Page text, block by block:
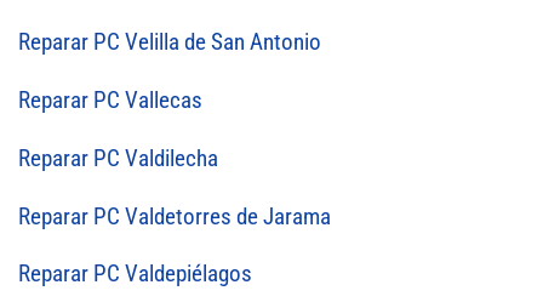
Reparar PC Velilla de San Antonio
Reparar PC Vallecas
Reparar PC Valdilecha
Reparar PC Valdetorres de Jarama
Reparar PC Valdepiélagos